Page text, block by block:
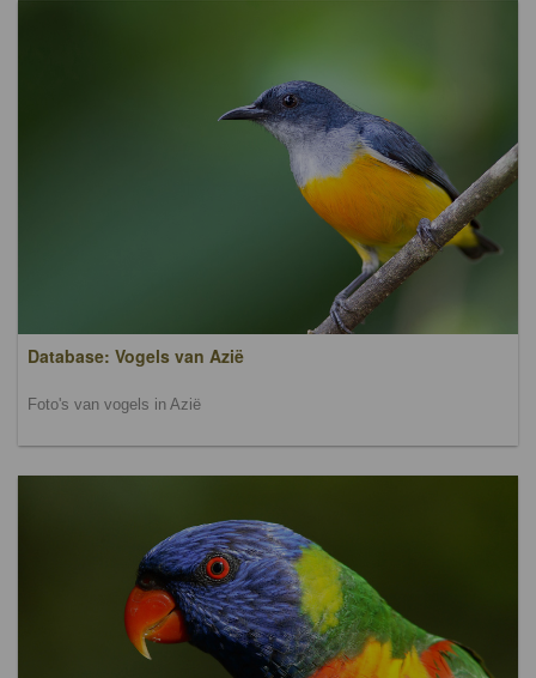
Database: Vogels van Azië
Foto's van vogels in Azië